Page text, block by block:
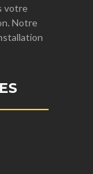
votre
Notre